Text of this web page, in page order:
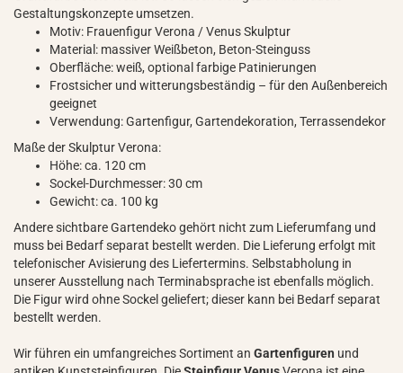
Gestaltungskonzepte umsetzen.
Motiv: Frauenfigur Verona / Venus Skulptur
Material: massiver Weißbeton, Beton-Steinguss
Oberfläche: weiß, optional farbige Patinierungen
Frostsicher und witterungsbeständig – für den Außenbereich
geeignet
Verwendung: Gartenfigur, Gartendekoration, Terrassendekor
Maße der Skulptur Verona:
Höhe: ca. 120 cm
Sockel-Durchmesser: 30 cm
Gewicht: ca. 100 kg
Andere sichtbare Gartendeko gehört nicht zum Lieferumfang und
muss bei Bedarf separat bestellt werden. Die Lieferung erfolgt mit
telefonischer Avisierung des Liefertermins. Selbstabholung in
unserer Ausstellung nach Terminabsprache ist ebenfalls möglich.
Die Figur wird ohne Sockel geliefert; dieser kann bei Bedarf separat
bestellt werden.
Wir führen ein umfangreiches Sortiment an Gartenfiguren und